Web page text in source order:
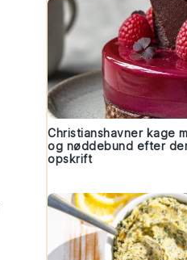
Christianshavner kage
og nøddebund efter
opskrift